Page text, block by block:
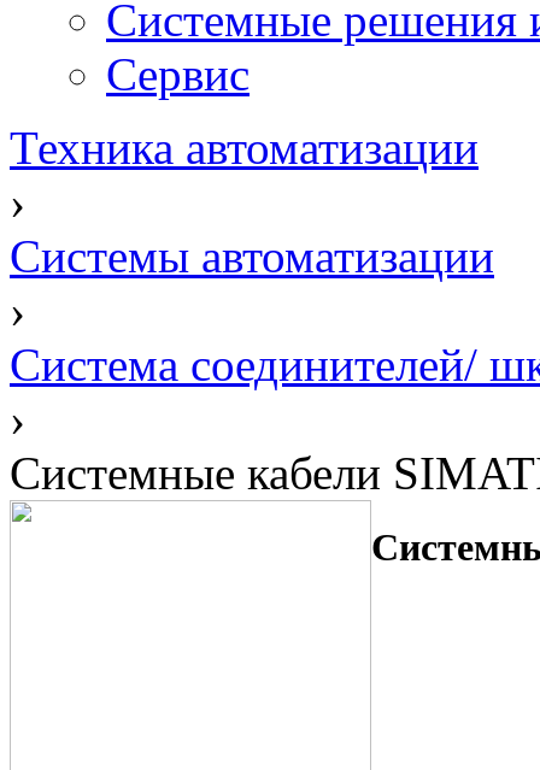
Системные решения
Сервис
Техника автоматизации
›
Системы автоматизации
›
Система соединителей/
›
Системные кабели